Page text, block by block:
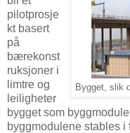
Bygget, slik
pilotprosje
kt basert
på
bærekonst
ruksjoner i
limtre og
leiligheter
bygget som
byggmodulene stables i